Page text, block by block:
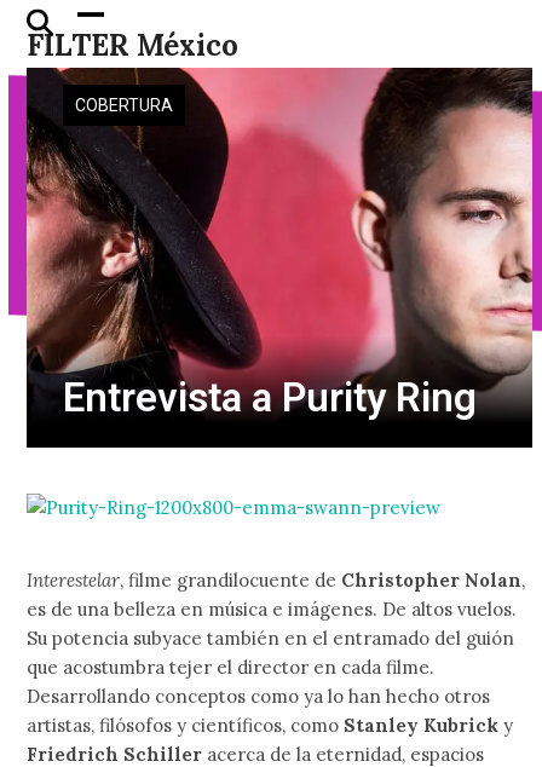
Skip
content
FILTER México
Open
mobile
menu
Close
mobile
menu
COBERTURA
Entrevista a Purity Ring
Interestelar, filme grandilocuente de Christopher Nolan,
es de una belleza en música e imágenes. De altos vuelos.
Su potencia subyace también en el entramado del guión
que acostumbra tejer el director en cada filme.
Desarrollando conceptos como ya lo han hecho otros
artistas, filósofos y científicos, como Stanley Kubrick y
Friedrich Schiller acerca de la eternidad, espacios